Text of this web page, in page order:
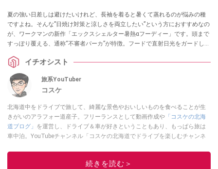
夏の強い日差しは避けたいけれど、長袖を着ると暑くて蒸れるのが悩みの種
ですよね。そんな”日焼け対策と涼しさを両立したい”という方におすすめなの
が、ワークマンの新作「エックスシェルター暑熱αフーディー」です。頭まで
すっぽり覆える、通称“不審者パーカ”が特徴。フードで直射日光をガードしつ
夏の外出を快適にする注目のアイテムをご紹介します。
イチオシスト
旅系YouTuber
コスケ
北海道中をドライブで旅して、綺麗な景色やおいしいものを食べることが生
きがいのアラフォー道産子。フリーランスとして動画作成や 「コスケの北海
道ブログ」 を運営し、ドライブ＆車が好きということもあり、もっぱら旅は
車中泊。YouTubeチャンネル「コスケの北海道でドライブを楽しむチャンネ
も配信中。
続きを読む＞